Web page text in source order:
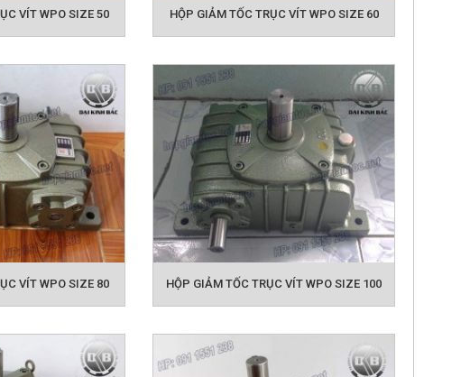
GIẢM TỐC WPO
dưới đây để lựa chọn cho mình đúng loại phù hợp
tôi hoặc gửi mailđể được đội ngũ kỹ thuật tư
TỐC TRỤC VÍT WPS
HỘP GIẢM TỐC TRỤC
HỘP GIẢM TỐC TRỤC VÍT WPDS
HỘP GIẢM
VÍT WPO SIZE 50 HỘP GIẢM TỐC TRỤC VÍT WPO SIZE 60
VÍT WPO SIZE 80 HỘP GIẢM TỐC TRỤC VÍT WPO SIZE 100